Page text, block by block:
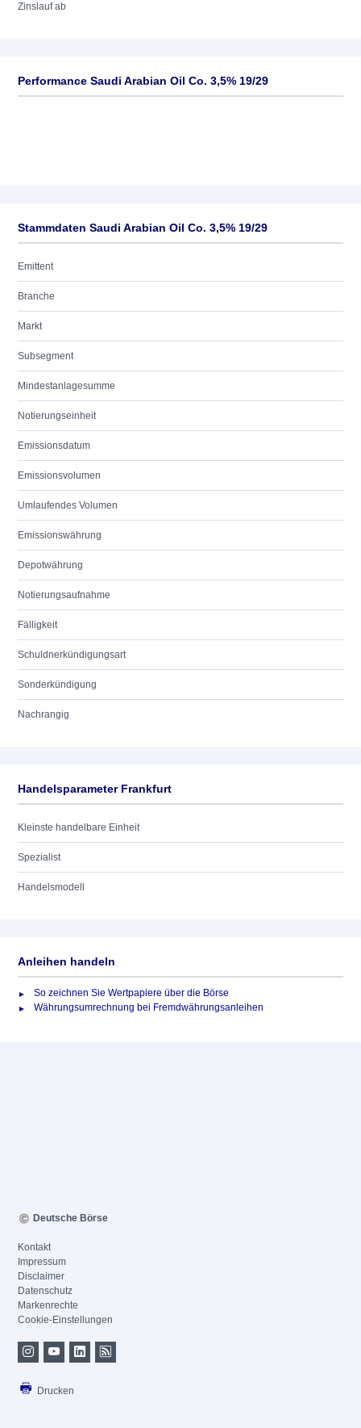
Zinslauf ab
Performance Saudi Arabian Oil Co. 3,5% 19/29
Stammdaten Saudi Arabian Oil Co. 3,5% 19/29
Emittent
Branche
Markt
Subsegment
Mindestanlagesumme
Notierungseinheit
Emissionsdatum
Emissionsvolumen
Umlaufendes Volumen
Emissionswährung
Depotwährung
Notierungsaufnahme
Fälligkeit
Schuldnerkündigungsart
Sonderkündigung
Nachrangig
Handelsparameter Frankfurt
Kleinste handelbare Einheit
Spezialist
Handelsmodell
Anleihen handeln
So zeichnen Sie Wertpapiere über die Börse
Währungsumrechnung bei Fremdwährungsanleihen
Deutsche Börse
Kontakt
Impressum
Disclaimer
Datenschutz
Markenrechte
Cookie-Einstellungen
Drucken